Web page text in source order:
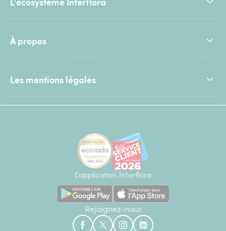
À propos
Les mentions légales
L'application Interflora
Rejoignez-nous